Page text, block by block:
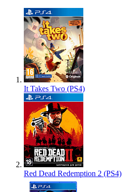
It Takes Two (PS4)
Red Dead Redemption 2 (PS4)